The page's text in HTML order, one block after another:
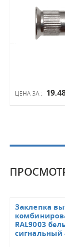
ЦЕНА ЗА :
Заклепка
RAL9003
сигнальный